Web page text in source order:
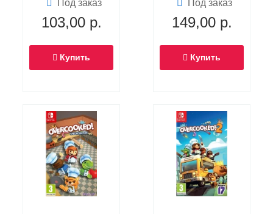
Под заказ
103,00р.
Купить
Под заказ
149,00р.
Купить